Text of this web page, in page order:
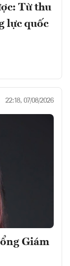
Từ thu
lực quốc
22:18, 07/08/2026
Giám